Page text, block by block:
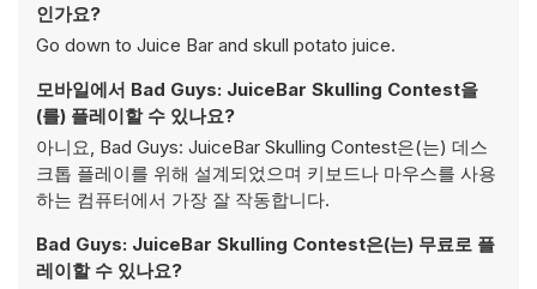
인가요?
Go down to Juice Bar and skull potato juice.
모바일에서 Bad Guys: JuiceBar Skulling Contest을
(를) 플레이할 수 있나요?
아니요, Bad Guys: JuiceBar Skulling Contest은(는) 데스
크톱 플레이를 위해 설계되었으며 키보드나 마우스를 사용
하는 컴퓨터에서 가장 잘 작동합니다.
Bad Guys: JuiceBar Skulling Contest은(는) 무료로 플
레이할 수 있나요?